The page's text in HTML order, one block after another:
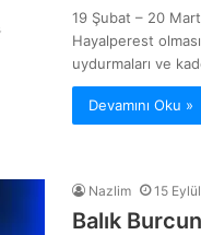
19 Şubat – 20
Hayalperest
uydurmaları ve
Devamını Oku »
Nazlim 15
Balık